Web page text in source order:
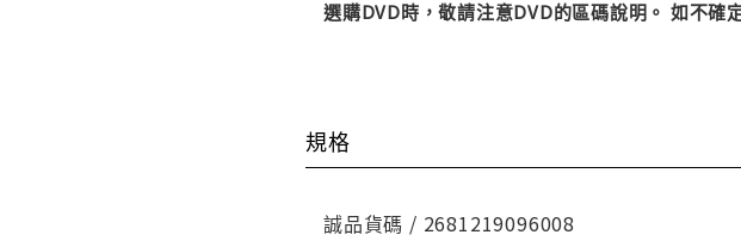
選購DVD時，敬請注意DVD的區碼說明。 如不確
規格
誠品貨碼 / 2681219096008